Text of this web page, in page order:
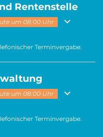
Rentenstelle
Schließzeiten auszublenden
um 08:00 Uhr
Terminvergabe.
Schließzeiten auszublenden
um 08:00 Uhr
Terminvergabe.